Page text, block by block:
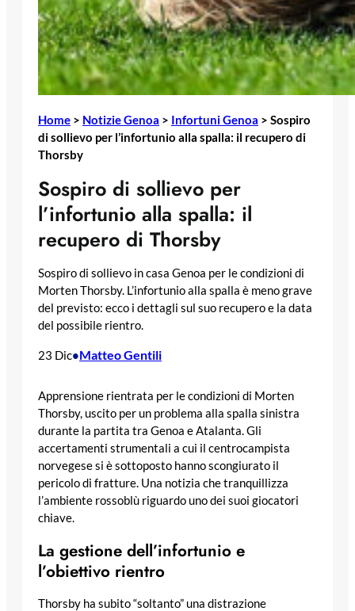
Home > Notizie Genoa > Infortuni Genoa > Sospiro
di sollievo per l’infortunio alla spalla: il recupero di
Thorsby
Sospiro di sollievo per
l’infortunio alla spalla: il
recupero di Thorsby
Sospiro di sollievo in casa Genoa per le condizioni di
Morten Thorsby. L’infortunio alla spalla è meno grave
del previsto: ecco i dettagli sul suo recupero e la data
del possibile rientro.
23 Dic•Matteo Gentili
Apprensione rientrata per le condizioni di Morten
Thorsby, uscito per un problema alla spalla sinistra
durante la partita tra Genoa e Atalanta. Gli
accertamenti strumentali a cui il centrocampista
norvegese si è sottoposto hanno scongiurato il
pericolo di fratture. Una notizia che tranquillizza
l’ambiente rossoblù riguardo uno dei suoi giocatori
chiave.
La gestione dell’infortunio e
l’obiettivo rientro
Thorsby ha subito “soltanto” una distrazione